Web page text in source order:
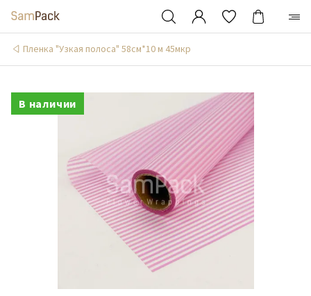
Пленка "Узкая полоса" 58см*10 м 45мкр
В наличии